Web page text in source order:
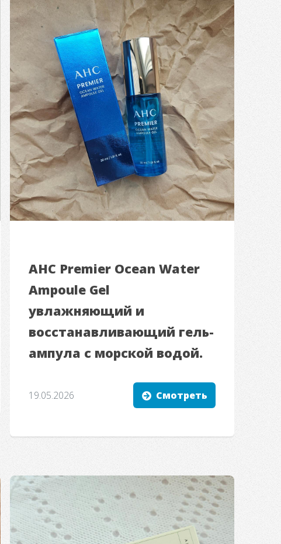
AHC Premier Ocean Water
Ampoule Gel
увлажняющий и
восстанавливающий гель-
ампула с морской водой.
19.05.2026 Смотреть